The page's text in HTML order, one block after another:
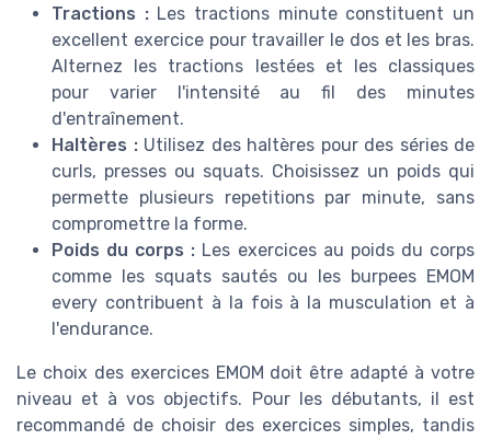
Tractions :Les tractions minute constituent un
excellent exercice pour travailler le dos et les bras.
Alternez les tractions lestées et les classiques
pour varier l'intensité au fil des minutes
d'entraînement.
Haltères :Utilisez des haltères pour des séries de
curls, presses ou squats. Choisissez un poids qui
permette plusieurs repetitions par minute, sans
compromettre la forme.
Poids du corps : Les exercices au poids du corps
comme les squats sautés ou les burpees EMOM
every contribuent à la fois à la musculation et à
l'endurance.
Le choix des exercices EMOM doit être adapté à votre
niveau et à vos objectifs. Pour les débutants, il est
recommandé de choisir des exercices simples, tandis